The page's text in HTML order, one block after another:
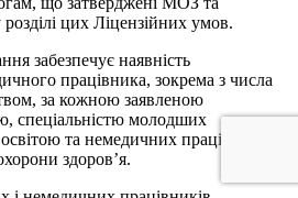
розділі цих Ліцензійних умов.
забезпечує наявність
працівника, зокрема з числа
за кожною заявленою
спеціальністю молодших
та немедичних працівників,
здоров’я.